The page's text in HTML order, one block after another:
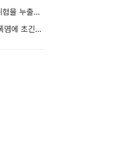
부산 사하구 YK스틸서 화재·위험물 누출…소방 대응 1단계 발령
쪽방촌·1인가구 밀집 자치구 폭염에 초긴장…구청장 직접 챙긴다